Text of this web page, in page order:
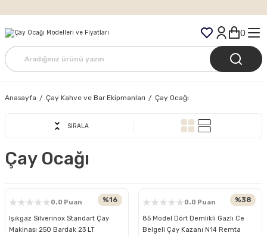
Tüm Siparişlerde Ücretsiz Kargo
Anasayfa Çay Kahve ve Bar Ekipmanları Çay Ocağı
SIRALA
Çay Ocağı
%16
0.0 Puan
Işıkgaz Silverinox Standart Çay
Makinası 250 Bardak 23 LT
%38
0.0 Puan
85 Model Dört Demlikli Gazlı Ce
Belgeli Çay Kazanı N14 Remta